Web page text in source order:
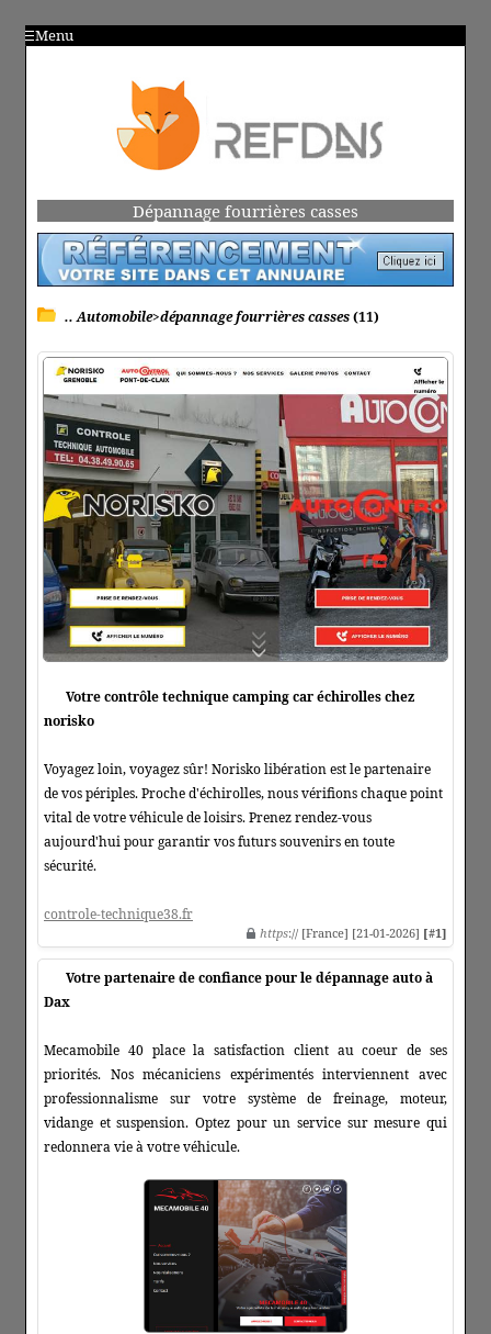
Menu
Dépannage fourrières casses
.. Automobile>dépannage fourrières casses(11)
Votre contrôle technique camping car échirolles chez
norisko
Voyagez loin, voyagez sûr! Norisko libération est le partenaire
de vos périples. Proche d'échirolles, nous vérifions chaque point
vital de votre véhicule de loisirs. Prenez rendez-vous
aujourd'hui pour garantir vos futurs souvenirs en toute
sécurité.
controle-technique38.fr
https:// [France] [21-01-2026] [#1]
Votre partenaire de confiance pour le dépannage auto à
Dax
Mecamobile 40 place la satisfaction client au coeur de ses
priorités. Nos mécaniciens expérimentés interviennent avec
professionnalisme sur votre système de freinage, moteur,
vidange et suspension. Optez pour un service sur mesure qui
redonnera vie à votre véhicule.